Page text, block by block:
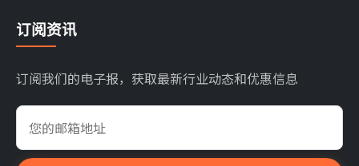
订阅资讯
订阅我们的电子报，获取最新行业动态和优惠信息